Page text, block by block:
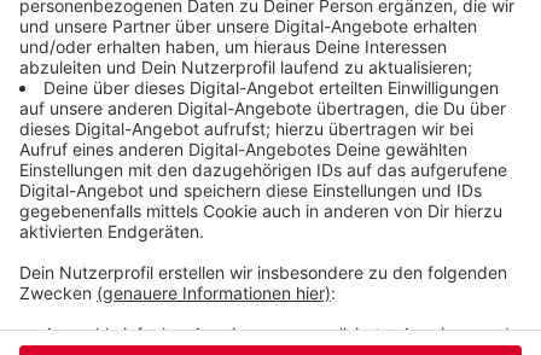
Veröffentlicht:Montag, 18.07.2022 16:07
Anzeige
Anzeige